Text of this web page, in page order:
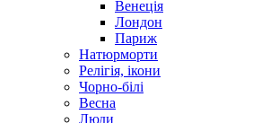
Венеція
Лондон
Париж
Натюрморти
Релігія, ікони
Чорно-білі
Весна
Люди